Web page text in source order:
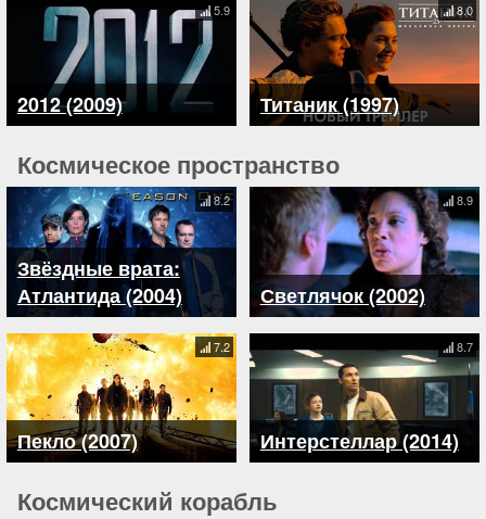
2012 (2009)
5.9
Титаник (1997)
8.0
Космическое пространство
Звёздные врата:
Атлантида (2004)
8.2
Светлячок (2002)
8.9
Пекло (2007)
7.2
Интерстеллар (2014)
8.7
Космический корабль